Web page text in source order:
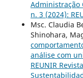
Administração
n. 3 (2024):
Msc. Claudia
Shinohara,
análise com
REUNIR